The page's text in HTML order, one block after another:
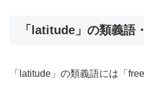
「latitude」の類義語
「latitude」の類義語には「